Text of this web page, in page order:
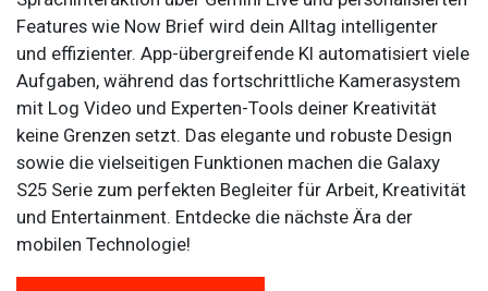
Features wie Now Brief wird dein Alltag intelligenter
und effizienter. App-übergreifende KI automatisiert viele
Aufgaben, während das fortschrittliche Kamerasystem
mit Log Video und Experten-Tools deiner Kreativität
keine Grenzen setzt. Das elegante und robuste Design
sowie die vielseitigen Funktionen machen die Galaxy
S25 Serie zum perfekten Begleiter für Arbeit, Kreativität
und Entertainment. Entdecke die nächste Ära der
mobilen Technologie!